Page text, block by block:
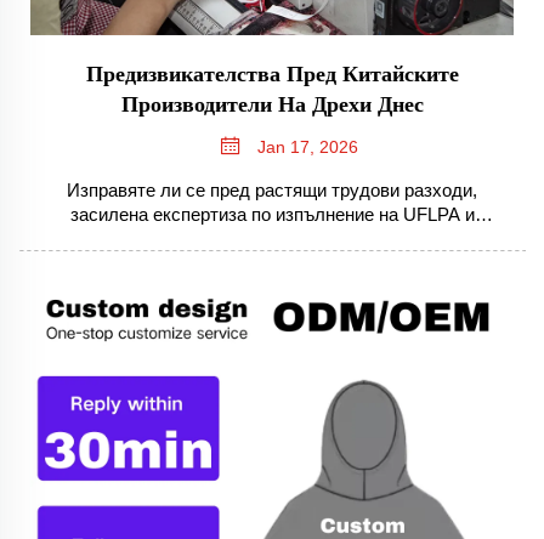
Предизвикателства Пред Китайските
Производители На Дрехи Днес
Jan 17, 2026
Изправяте ли се пред растящи трудови разходи,
засилена експертиза по изпълнение на UFLPA и
практически насоки още днес.